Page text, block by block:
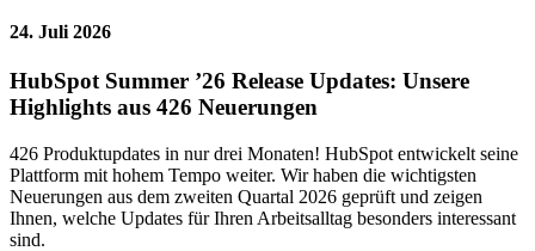
24. Juli 2026
HubSpot Summer ’26 Release Updates: Unsere
Highlights aus 426 Neuerungen
426 Produktupdates in nur drei Monaten! HubSpot entwickelt seine
Plattform mit hohem Tempo weiter. Wir haben die wichtigsten
Neuerungen aus dem zweiten Quartal 2026 geprüft und zeigen
Ihnen, welche Updates für Ihren Arbeitsalltag besonders interessant
sind.